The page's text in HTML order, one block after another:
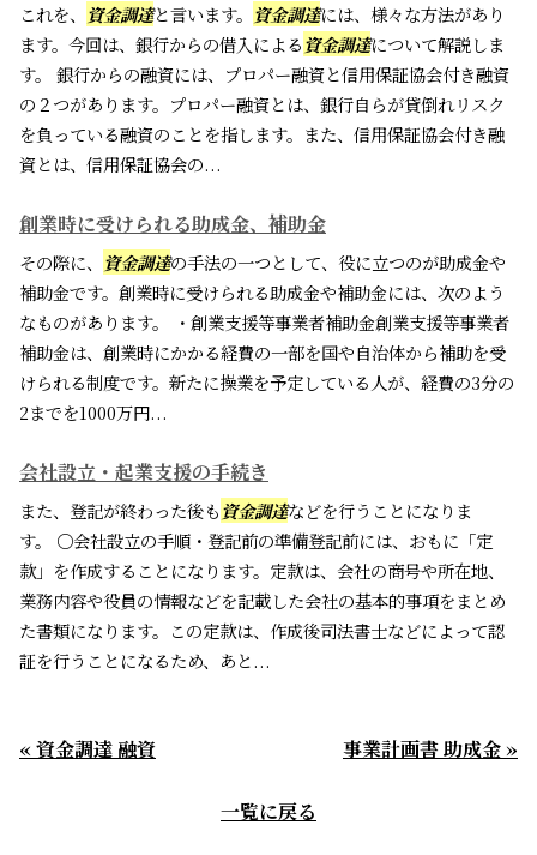
これを、 資金調達と言います。 資金調達には、様々な方法があり
ます。今回は、銀行からの借入による資金調達について解説しま
す。 銀行からの融資には、プロパー融資と信用保証協会付き融資
の２つがあります。プロパー融資とは、銀行自らが貸倒れリスク
を負っている融資のことを指します。また、信用保証協会付き融
資とは、信用保証協会の...
創業時に受けられる助成金、補助金
その際に、 資金調達の手法の一つとして、役に立つのが助成金や
補助金です。創業時に受けられる助成金や補助金には、次のよう
なものがあります。 ・創業支援等事業者補助金創業支援等事業者
補助金は、創業時にかかる経費の一部を国や自治体から補助を受
けられる制度です。新たに操業を予定している人が、経費の3分の
2までを1000万円...
会社設立・起業支援の手続き
また、登記が終わった後も資金調達などを行うことになりま
す。 〇会社設立の手順・登記前の準備登記前には、おもに「定
款」を作成することになります。定款は、会社の商号や所在地、
業務内容や役員の情報などを記載した会社の基本的事項をまとめ
た書類になります。この定款は、作成後司法書士などによって認
証を行うことになるため、あと...
« 資金調達 融資 事業計画書 助成金 »
一覧に戻る